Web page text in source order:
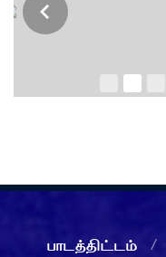
பாடத்திட்டம்